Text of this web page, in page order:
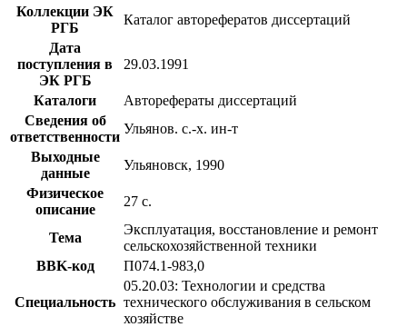
Коллекции ЭК
РГБ
Каталог авторефератов диссертаций
Дата
поступления в
ЭК РГБ
29.03.1991
Каталоги
Авторефераты диссертаций
Сведения об
ответственности
Ульянов. с.-х. ин-т
Выходные
данные
Ульяновск, 1990
Физическое
описание
27 с.
Тема
Эксплуатация, восстановление и ремонт
сельскохозяйственной техники
BBK-код
П074.1-983,0
Специальность
05.20.03: Технологии и средства
технического обслуживания в сельском
хозяйстве